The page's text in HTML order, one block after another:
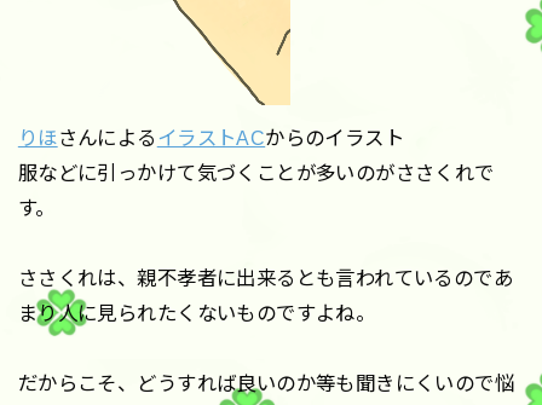
りほさんによる イラストACからのイラスト
服などに引っかけて気づくことが多いのがささくれで
す。
ささくれは、親不孝者に出来るとも言われているのであ
まり人に見られたくないものですよね。
だからこそ、どうすれば良いのか等も聞きにくいので悩